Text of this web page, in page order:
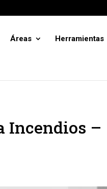
Áreas Herramientas
Incendios –